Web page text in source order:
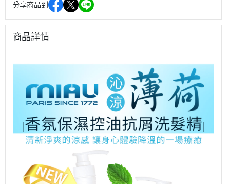
分享商品到
商品詳情